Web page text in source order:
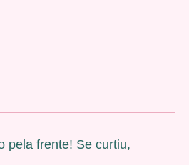
pela frente! Se curtiu,